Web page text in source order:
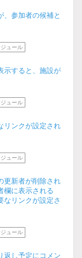
、参加者の候補と
ジュール
示すると、施設が
ジュール
リンクが設定され
ジュール
更新者が削除され
欄に表示される
なリンクが設定さ
ュール
返し予定にコメン